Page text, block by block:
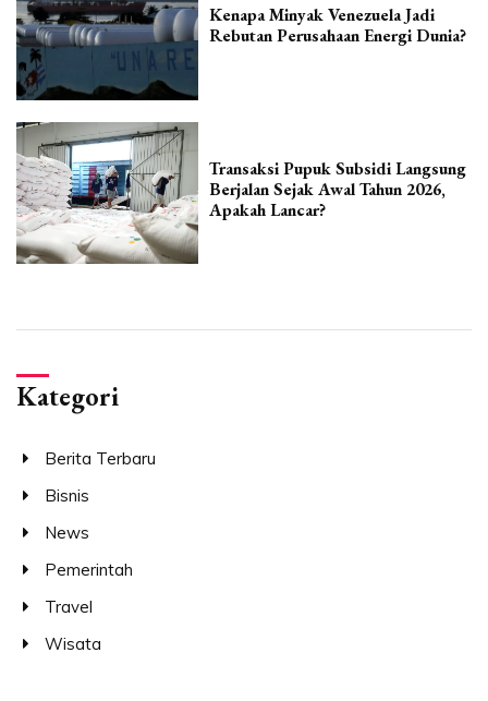
Kenapa Minyak Venezuela Jadi
Rebutan Perusahaan Energi Dunia?
Transaksi Pupuk Subsidi Langsung
Berjalan Sejak Awal Tahun 2026,
Apakah Lancar?
Kategori
Berita Terbaru
Bisnis
News
Pemerintah
Travel
Wisata